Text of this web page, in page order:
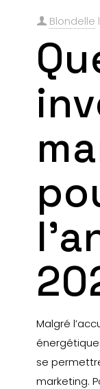
Blondelle
Malgré
se
marketing.